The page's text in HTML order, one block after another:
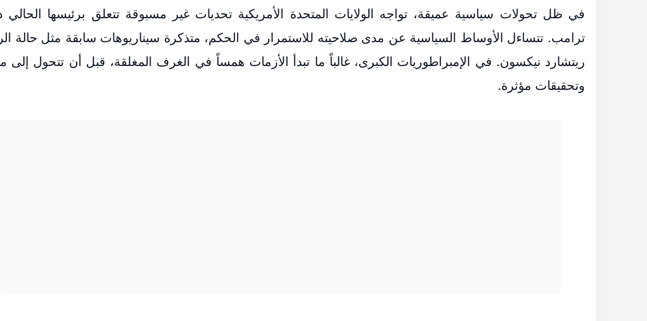
في ظل تحولات سياسية عميقة، تواجه الولايات المتحدة الأمريكية تحديات غير مسبوقة تتعلق برئيسها الحالي
ترامب. تتساءل الأوساط السياسية عن مدى صلاحيته للاستمرار في الحكم، متذكرة سيناريوهات سابقة مثل حالة
ريتشارد نيكسون. في الإمبراطوريات الكبرى، غالباً ما تبدأ الأزمات همساً في الغرف المغلقة، قبل أن تتحول إلى
وتحقيقات مؤثرة.